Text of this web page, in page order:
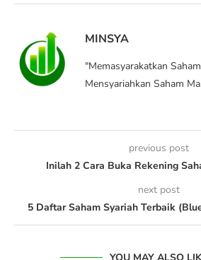
MINSYA
"Memasyarakatkan
Mensyariahkan Saham
previous post
Inilah 2 Cara Buka Rekening
next post
5 Daftar Saham Syariah Terbaik